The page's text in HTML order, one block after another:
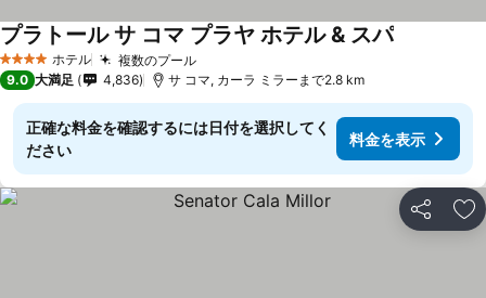
4 ホテルのランク
ホテル 複数のプール
プラトール サ コマ プラヤ ホテル & スパ
9.0 大満足 4,836 サ コマ, カーラ ミラーまで2.8 km
正確な料金を確認するには日付を選択してく
ださい
料金を表示
シェア お